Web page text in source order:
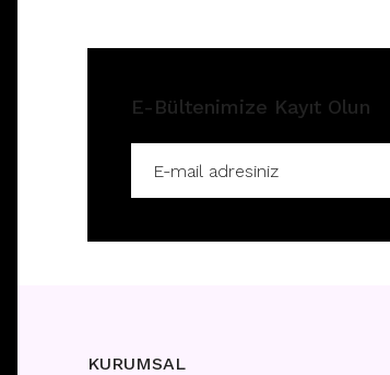
Fiyatları görebilmek içinüye girişi yapınız.
E-Bültenimize Kayıt Olun
KURUMSAL